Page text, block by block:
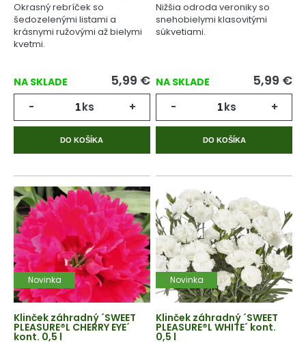
Okrasný rebríček so
šedozelenými listami a
krásnymi ružovými až bielymi
kvetmi.
NA SKLADE 5,99 €
- ks +
DO KOŠÍKA
Nižšia odroda veroniky so
snehobielymi klasovitými
súkvetiami.
NA SKLADE 5,99 €
- ks +
DO KOŠÍKA
Novinka
Klinček záhradný ´SWEET
PLEASURE®L CHERRY EYE´
kont. 0,5 l
Novinka
Klinček záhradný ´SWEET
PLEASURE®L WHITE´ kont.
0,5 l